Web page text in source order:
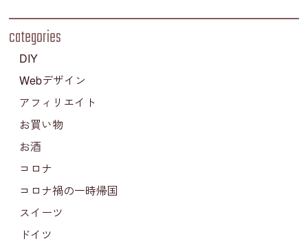
categories
DIY
Webデザイン
アフィリエイト
お買い物
お酒
コロナ
コロナ禍の一時帰国
スイーツ
ドイツ